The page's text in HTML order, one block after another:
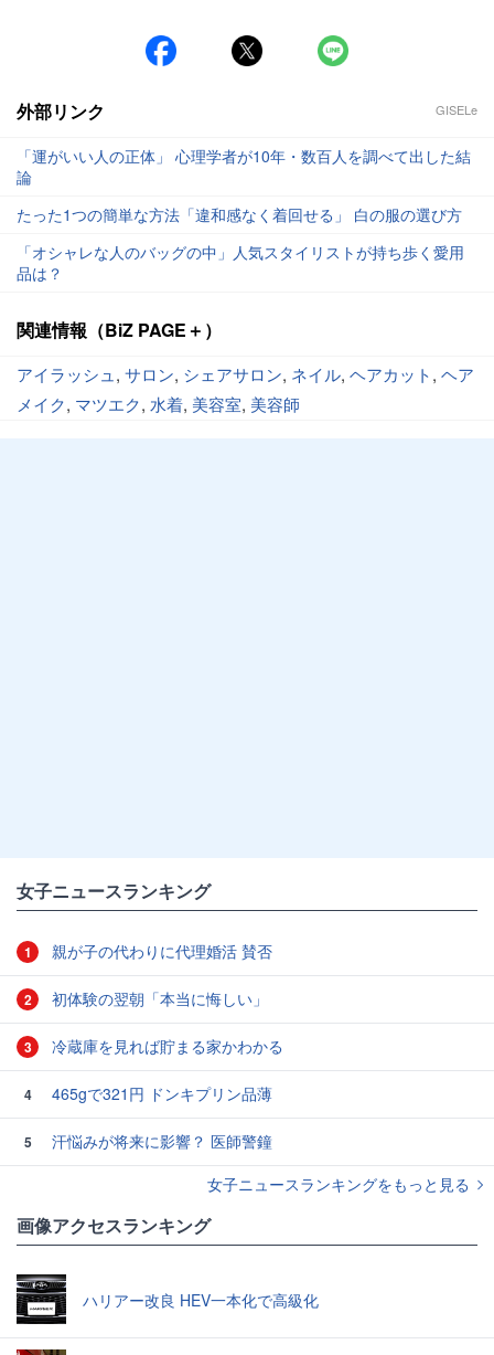
外部リンク GISELe
「運がいい人の正体」 心理学者が10年・数百人を調べて出した結
論
たった1つの簡単な方法「違和感なく着回せる」 白の服の選び方
「オシャレな人のバッグの中」人気スタイリストが持ち歩く愛用
品は？
関連情報（BiZ PAGE＋）
アイラッシュ , サロン, シェアサロン, ネイル, ヘアカット, ヘア
メイク, マツエク, 水着, 美容室, 美容師
女子ニュースランキング
1 親が子の代わりに代理婚活 賛否
2 初体験の翌朝「本当に悔しい」
3 冷蔵庫を見れば貯まる家かわかる
4 465gで321円 ドンキプリン品薄
5
汗悩みが将来に影響？ 医師警鐘
女子ニュースランキングをもっと見る
画像アクセスランキング
ハリアー改良 HEV一本化で高級化